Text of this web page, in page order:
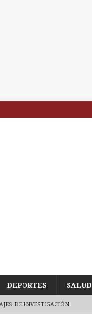
DEPORTES SALUD
DE INVESTIGACIÓN